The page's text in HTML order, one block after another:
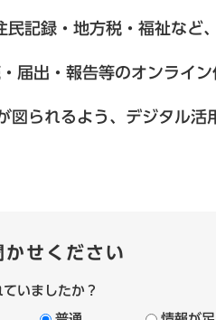
記録・地方税・福祉など
出・報告等のオンライン
られるよう、デジタル活
せください
いましたか？